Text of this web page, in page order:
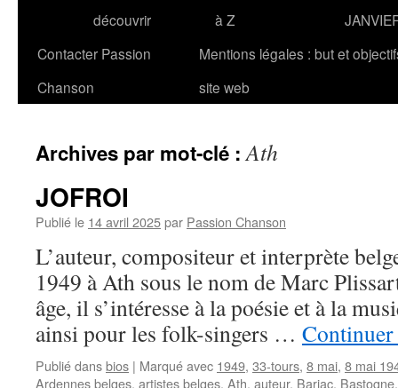
découvrir
à Z
Contacter Passion
Chanson
Mentions légales : but et
site web
Archives par mot-clé :Ath
JOFROI
Publié le 14 avril 2025par Passion Chanson
L’auteur, compositeur et interprète
1949 à Ath sous le nom de Marc
âge, il s’intéresse à la poésie et à la
ainsi pour les folk-singers …
Publié dansbios | Marqué avec 1949, 33-tours, 8 mai, 8 mai
Ardennes belges, artistes belges, Ath, auteur, Barjac, Bastogne